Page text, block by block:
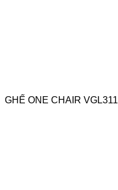
GHẾ ONE CHAIR VGL311